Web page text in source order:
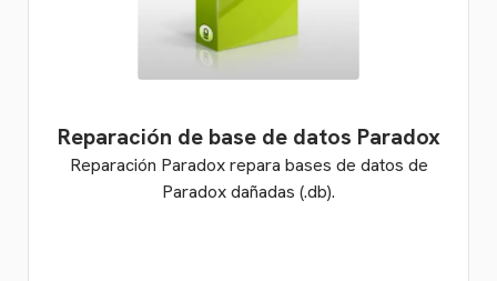
Reparación de base de datos Paradox
Reparación Paradox repara bases de datos de
Paradox dañadas (.db).